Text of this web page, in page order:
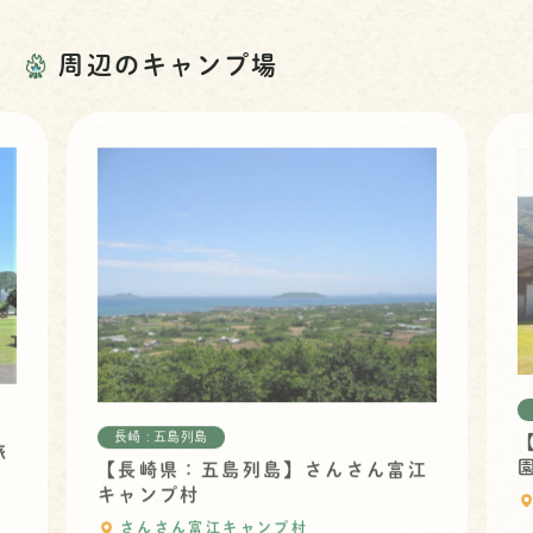
周辺のキャンプ場
長崎 : 五島列島
【長崎県：五島列島】さんさん富江
キャンプ村
さんさん富江キャンプ村